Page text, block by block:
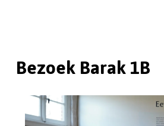
Bezoek Barak 1B